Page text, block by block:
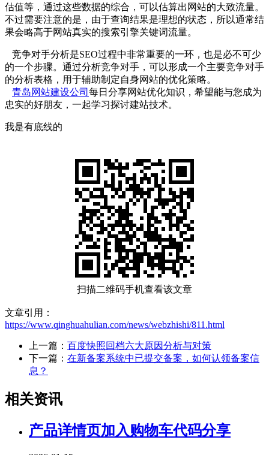
估值等，通过这些数据的综合，可以估算出网站的大致流量。
不过需要注意的是，由于查询结果是理想的状态，所以通常结
果会略高于网站真实的搜索引擎关键词流量。
竞争对手分析是SEO过程中非常重要的一环，也是必不可少
的一个步骤。通过分析竞争对手，可以形成一个主要竞争对手
的分析表格，用于辅助制定自身网站的优化策略。
青岛网站建设公司 每日分享网站优化知识，希望能与您成为
忠实的好朋友，一起学习探讨建站技术。
我是有底线的
扫描二维码手机查看该文章
文章引用：
https://www.qinghuahulian.com/news/webzhishi/811.html
上一篇： 百度快照回档六大原因分析与对策
下一篇： 在新备案系统中已提交备案，如何认领备案信
息？
相关资讯
产品详情页加入购物车代码分享